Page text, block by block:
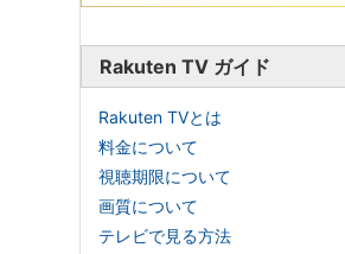
Rakuten TV ガイド
Rakuten TVとは
料金について
視聴期限について
画質について
テレビで見る方法